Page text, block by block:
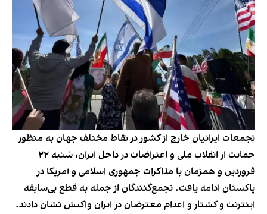
تجمعات ایرانیان خارج از کشور در نقاط مختلف جهان به منظور
حمایت از انقلاب ملی و اعتراضات در داخل ایران، شنبه ۲۲
فروردین و همزمان با مذاکرات جمهوری اسلامی و آمریکا در
پاکستان ادامه یافت. تجمع‌گنندگان از جمله به قطع بی‌سابقه
اینترنت و کشتار و اعدام معترضان در ایران واکنش نشان دادند.